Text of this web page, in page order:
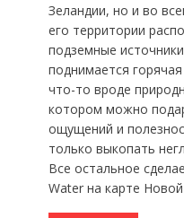
Зеландии, но и во
его территории
подземные
поднимается
что-то вроде
котором можно
ощущений и
только выкопать
Все остальное
Water на карте